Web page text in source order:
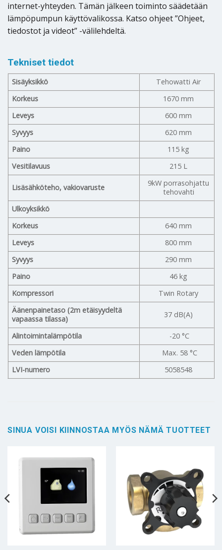
internet-yhteyden. Tämän jälkeen toiminto säädetään
lämpöpumpun käyttövalikossa. Katso ohjeet ”Ohjeet,
tiedostot ja videot” -välilehdeltä.
Tekniset tiedot
Sisäyksikkö
Tehowatti Air
Korkeus
1670 mm
Leveys
600 mm
Syvyys
620 mm
Paino
115 kg
Vesitilavuus
215 L
Lisäsähköteho, vakiovaruste
9kW porrasohjattu
tehovahti
Ulkoyksikkö
Korkeus
640 mm
Leveys
800 mm
Syvyys
290 mm
Paino
46 kg
Kompressori
Twin Rotary
Äänenpainetaso (2m etäisyydeltä
vapaassa tilassa)
37 dB(A)
Alintoimintalämpötila
-20 °C
Veden lämpötila
Max. 58 °C
LVI-numero
5058548
SINUA VOISI KIINNOSTAA MYÖS NÄMÄ TUOTTEET